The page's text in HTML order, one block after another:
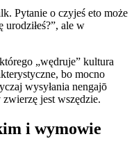
Pytanie o czyjeś eto może
ale w
„wędruje” kultura
bo mocno
wysyłania nengajō
jest wszędzie.
i wymowie